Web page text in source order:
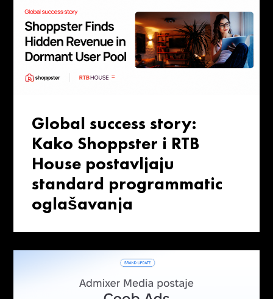
Global success story:
Kako Shoppster i RTB
House postavljaju
standard programmatic
oglašavanja